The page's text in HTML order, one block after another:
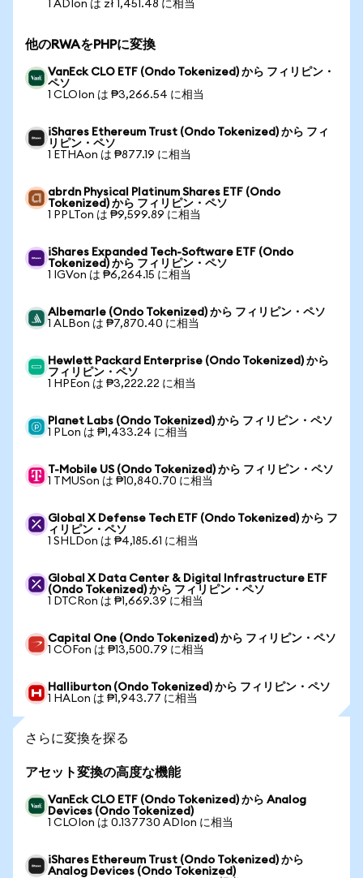
1 ADIon は zł 1,451.48 に相当
他のRWAをPHPに変換
VanEck CLO ETF (Ondo Tokenized) から フィリピン・
ペソ
1 CLOIon は ₱3,266.54 に相当
iShares Ethereum Trust (Ondo Tokenized) から フィ
リピン・ペソ
1 ETHAon は ₱877.19 に相当
abrdn Physical Platinum Shares ETF (Ondo
Tokenized) から フィリピン・ペソ
1 PPLTon は ₱9,599.89 に相当
iShares Expanded Tech-Software ETF (Ondo
Tokenized) から フィリピン・ペソ
1 IGVon は ₱6,264.15 に相当
Albemarle (Ondo Tokenized) から フィリピン・ペソ
1 ALBon は ₱7,870.40 に相当
Hewlett Packard Enterprise (Ondo Tokenized) から
フィリピン・ペソ
1 HPEon は ₱3,222.22 に相当
Planet Labs (Ondo Tokenized) から フィリピン・ペソ
1 PLon は ₱1,433.24 に相当
T-Mobile US (Ondo Tokenized) から フィリピン・ペソ
1 TMUSon は ₱10,840.70 に相当
Global X Defense Tech ETF (Ondo Tokenized) から フ
ィリピン・ペソ
1 SHLDon は ₱4,185.61 に相当
Global X Data Center & Digital Infrastructure ETF
(Ondo Tokenized) から フィリピン・ペソ
1 DTCRon は ₱1,669.39 に相当
Capital One (Ondo Tokenized) から フィリピン・ペソ
1 COFon は ₱13,500.79 に相当
Halliburton (Ondo Tokenized) から フィリピン・ペソ
1 HALon は ₱1,943.77 に相当
さらに変換を探る
アセット変換の高度な機能
VanEck CLO ETF (Ondo Tokenized) から Analog
Devices (Ondo Tokenized)
1 CLOIon は 0.137730 ADIon に相当
iShares Ethereum Trust (Ondo Tokenized) から
Analog Devices (Ondo Tokenized)